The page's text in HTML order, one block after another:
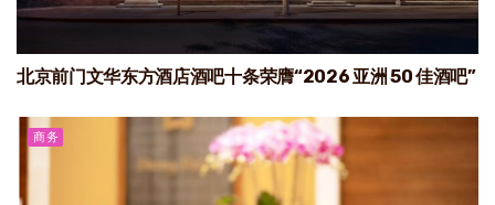
北京前门文华东方酒店酒吧十条荣膺“2026 亚洲 50 佳酒吧”
商务